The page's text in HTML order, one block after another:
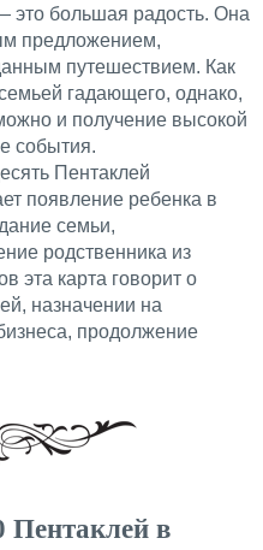
это большая радость. Она
предложением,
путешествием. Как
гадающего, однако,
и получение высокой
события.
Пентаклей
появление ребенка в
семьи,
родственника из
эта карта говорит о
назначении на
продолжение
Пентаклей в